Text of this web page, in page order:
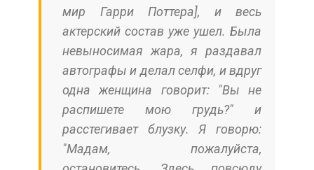
мир Гарри Поттера], и весь
актерский состав уже ушел. Была
невыносимая жара, я раздавал
автографы и делал селфи, и вдруг
одна женщина говорит: "Вы не
распишете мою грудь?" и
расстегивает блузку. Я говорю:
"Мадам, пожалуйста,